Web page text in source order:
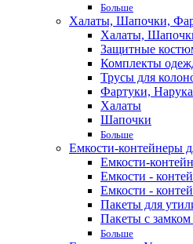
Больше
Халаты, Шапочки,
Халаты,
Защитные
Комплекты
Трусы для
Фартуки,
Халаты
Шапочки
Больше
Емкости-контейнеры
Емкости-
Емкости -
Емкости -
Пакеты для
Пакеты с
Больше